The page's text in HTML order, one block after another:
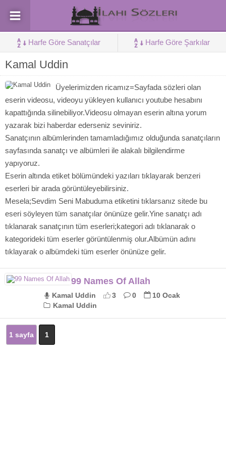
Harfe Göre Sanatçılar Harfe Göre Şarkılar
Kamal Uddin
Üyelerimizden ricamız=Sayfada sözleri olan
eserin videosu, videoyu yükleyen kullanıcı youtube hesabını
kapattığında silinebiliyor.Videosu olmayan eserin altına yorum
yazarak bizi haberdar ederseniz seviniriz.
Sanatçının albümlerinden tamamladığımız olduğunda sanatçıların
sayfasında sanatçı ve albümleri ile alakalı bilgilendirme
yapıyoruz.
Eserin altında etiket bölümündeki yazıları tıklayarak benzeri
eserleri bir arada görüntüleyebilirsiniz.
Mesela;Sevdim Seni Mabuduma etiketini tıklarsanız sitede bu
eseri söyleyen tüm sanatçılar önünüze gelir.Yine sanatçı adı
tıklanarak sanatçının tüm eserleri;kategori adı tıklanarak o
kategorideki tüm eserler görüntülenmiş olur.Albümün adını
tıklayarak o albümdeki tüm eserler önünüze gelir.
99 Names Of Allah
Kamal Uddin 3 0
10 Ocak
Kamal Uddin
1 sayfa 1